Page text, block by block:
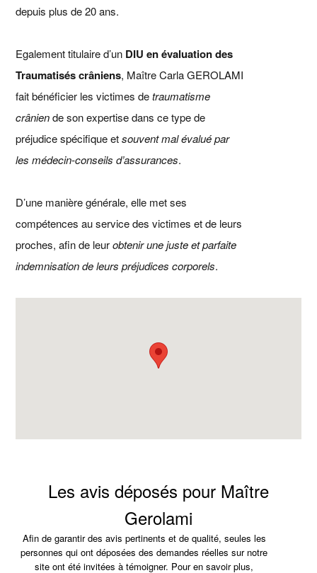
depuis plus de 20 ans.
Egalement titulaire d’un DIU en évaluation des
Traumatisés crâniens, Maître Carla GEROLAMI
fait bénéficier les victimes detraumatisme
crâniende son expertise dans ce type de
préjudice spécifique etsouvent mal évalué par
les médecin-conseils d’assurances.
D’une manière générale, elle met ses
compétences au service des victimes et de leurs
proches, afin de leurobtenir une juste et parfaite
indemnisation de leurs préjudices corporels.
Les avis déposés pour Maître
Gerolami
Afin de garantir des avis pertinents et de qualité, seules les
personnes qui ont déposées des demandes réelles sur notre
site ont été invitées à témoigner. Pour en savoir plus,